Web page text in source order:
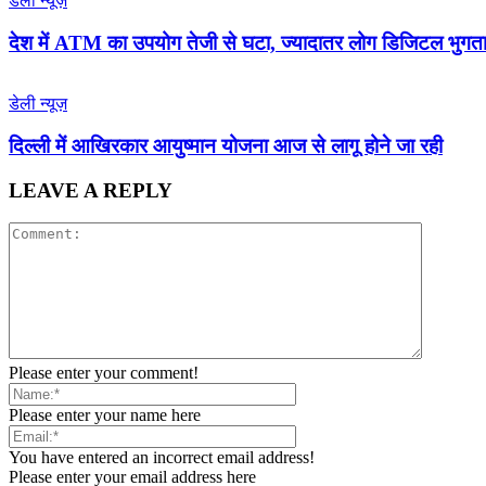
देश में ATM का उपयोग तेजी से घटा, ज्यादातर लोग डिजिटल
डेली न्यूज़
द‍िल्‍ली में आख‍िरकार आयुष्‍मान योजना आज से लागू होने जा रही
LEAVE A REPLY
Please enter your comment!
Please enter your name here
You have entered an incorrect email address!
Please enter your email address here